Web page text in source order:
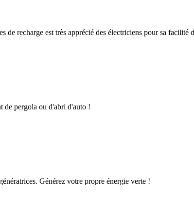
de recharge est très apprécié des électriciens pour sa facilité
de pergola ou d'abri d'auto !
Générez votre propre énergie verte !